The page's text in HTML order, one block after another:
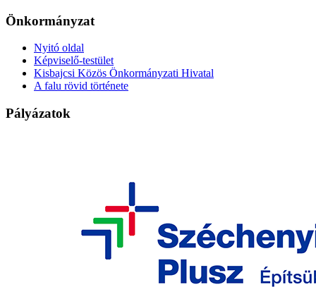
Önkormányzat
Nyitó oldal
Képviselő-testület
Kisbajcsi Közös Önkormányzati Hivatal
A falu rövid története
Pályázatok